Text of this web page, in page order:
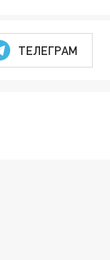
ТЕЛЕГРАМ